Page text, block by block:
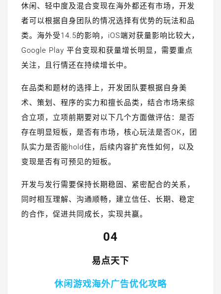
休闲、轻中度及混合变现在海外都还有市场，开发
者可以根据自身团队的情况选择有优势的玩法和品
类。海外受14.5的影响，iOS端对获量影响比较大，
Google Play 平台变现和获量增长明显，需要重点
关注，且行情还在持续增长中。
在品类和题材的选择上，开发团队要根据自身美
术、策划、程序的实力和擅长品类，结合市场来综
合立项，立项前期要对以下几个方面做评估：是否
存在明显短板，是否有市场，核心玩法是否OK，团
队实力是否能hold住，后续内容扩充性如何，以及
变现是否有可预见的短板。
开发与发行需要保持长期稳固、紧密配合的关系，
同时相互理解、沟通顺畅，建立信任、长期、稳定
的合作，促进共同成长，实现共赢。
04
易点天下
休闲游戏海外广告优化攻略